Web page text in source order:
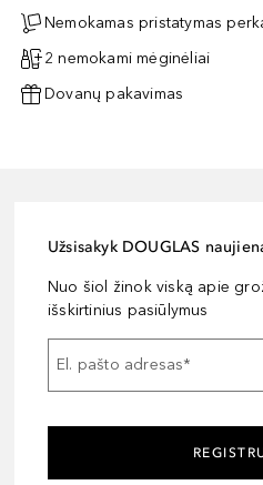
Nemokamas pristatymas
2 nemokami mėginėliai
Dovanų pakavimas
Užsisakyk DOUGLAS
Nuo šiol žinok viską apie
išskirtinius pasiūlymus
El. pašto adresas*